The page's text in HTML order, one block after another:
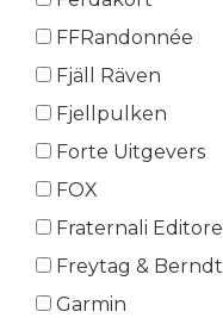
FFRandonnée
Fjäll Räven
Fjellpulken
Forte Uitgevers
FOX
Fraternali Editore
Freytag & Berndt
Garmin